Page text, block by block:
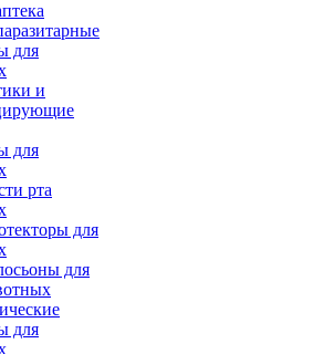
для
и
для
рта
для
для
для